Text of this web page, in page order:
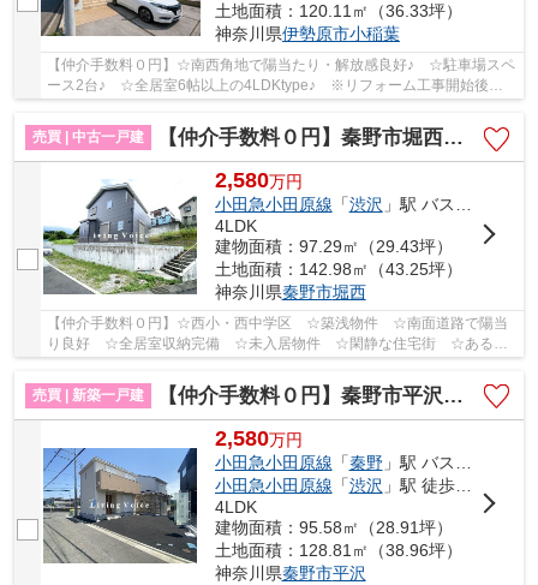
土地面積：120.11㎡（36.33坪）
神奈川県伊勢原市小稲葉
【仲介手数料０円】☆南西角地で陽当たり・解放感良好♪ ☆駐車場スペ
ース2台♪ ☆全居室6帖以上の4LDKtype♪ ※リフォーム工事開始後金
売買 | 中古一戸建
【仲介手数料０円】秦野市堀西 中古一戸建て
2,580万円
小田急小田原線 「渋沢 」駅 バス6分 「菖蒲（神奈川県）」 停歩5分
4LDK
建物面積：97.29㎡（29.43坪）
土地面積：142.98㎡（43.25坪）
神奈川県秦野市堀西
【仲介手数料０円】☆西小・西中学区 ☆築浅物件 ☆南面道路で陽当
り良好 ☆全居室収納完備 ☆未入居物件 ☆閑静な住宅街 ☆あると
売買 | 新築一戸建
【仲介手数料０円】秦野市平沢第19 新築一戸建て
2,580万円
小田急小田原線 「秦野」駅 バス8分 「土橋」 停歩5分
小田急小田原線 「渋沢 」駅 徒歩26分
4LDK
建物面積：95.58㎡（28.91坪）
土地面積：128.81㎡（38.96坪）
神奈川県秦野市平沢